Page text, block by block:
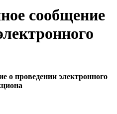
сообщение
о проведении электронного